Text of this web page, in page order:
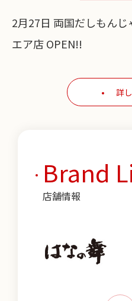
2月27日 両国だしもん
エア店 OPEN!!
詳
Brand
店舗情報